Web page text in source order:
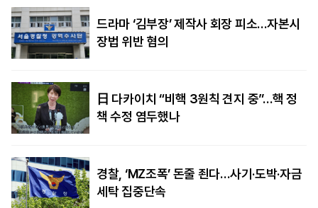
드라마 ‘김부장’ 제작사 회장 피소…자본시
장법 위반 혐의
日 다카이치 “비핵 3원칙 견지 중”…핵 정
책 수정 염두했나
경찰, ‘MZ조폭’ 돈줄 죈다…사기·도박·자금
세탁 집중단속